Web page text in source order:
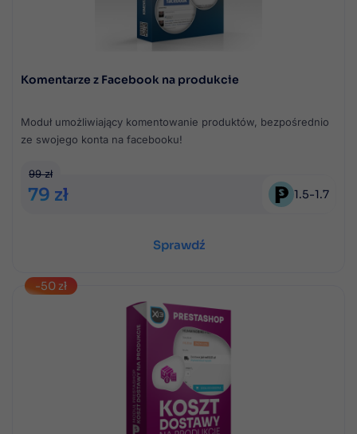
Komentarze z Facebook na produkcie
Moduł umożliwiający komentowanie produktów, bezpośrednio
ze swojego konta na facebooku!
99 zł
79 zł 1.5-1.7
Sprawdź
-50 zł